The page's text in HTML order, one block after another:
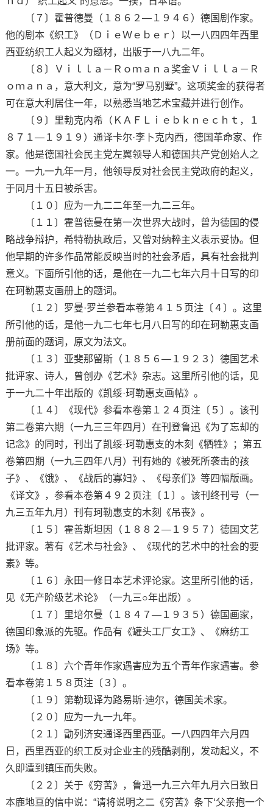
〔７〕霍普德曼（１８６２—１９４６）德国剧作家。
他的剧本《织工》（ＤｉｅＷｅｂｅｒ）以一八四四年西里
西亚纺织工人起义为题材，出版于一八九二年。
〔８〕Ｖｉｌｌａ－Ｒｏｍａｎａ奖金Ｖｉｌｌａ－Ｒ
ｏｍａｎａ，意大利文，意为“罗马别墅”。这项奖金的获得者
可在意大利居住一年，以熟悉当地艺术宝藏并进行创作。
〔９〕里勃克内希（ＫＡＦＬｉｅｂｋｎｅｃｈｔ，１
８７１—１９１９）通译卡尔·李卜克内西，德国革命家、作
家。他是德国社会民主党左翼领导人和德国共产党创始人之
一。一九一九年一月，他领导反对社会民主党政府的起义，
于同月十五日被杀害。
〔１０〕应为一九二二年至一九二三年。
〔１１〕霍普德曼在第一次世界大战时，曾为德国的侵
略战争辩护，希特勒执政后，又曾对纳粹主义表示妥协。但
他早期的许多作品常能反映当时的社会矛盾，具有社会批判
意义。下面所引他的话，是他在一九二七年六月十日写的印
在珂勒惠支画册上的题词。
〔１２〕罗曼·罗兰参看本卷第４１５页注〔４〕。这里
所引他的话，是他一九二七年七月八日写的印在珂勒惠支画
册前面的题词，原文为法文。
〔１３〕亚斐那留斯（１８５６—１９２３）德国艺术
批评家、诗人，曾创办《艺术》杂志。这里所引他的话，见
于一九二十年出版的《凯绥·珂勒惠支画帖》。
〔１４〕《现代》参看本卷第１２４页注〔５〕。该刊
第二卷第六期（一九三三年四月）在刊登鲁迅《为了忘却的
记念》的同时，刊出了凯绥·珂勒惠支的木刻《牺牲》；第五
卷第四期（一九三四年八月）刊有她的《被死所袭击的孩
子》、《饿》、《战后的寡妇》、《母亲们》等四幅版画。
《译文》，参看本卷第４９２页注〔１〕。该刊终刊号（一
九三五年九月）刊有珂勒惠支的木刻《吊丧》。
〔１５〕霍善斯坦因（１８８２—１９５７）德国文艺
批评家。著有《艺术与社会》、《现代的艺术中的社会的要
素》等。
〔１６〕永田一修日本艺术评论家。这里所引他的话，
见《无产阶级艺术论》（一九三○年出版）。
〔１７〕里培尔曼（１８４７—１９３５）德国画家，
德国印象派的先驱。作品有《罐头工厂女工》、《麻纺工
场》等。
〔１８〕六个青年作家遇害应为五个青年作家遇害。参
看本卷第１５８页注〔３〕。
〔１９〕第勒现译为路易斯·迪尔，德国美术家。
〔２０〕应为一九一九年。
〔２１〕勖列济安通译西里西亚。一八四四年六月四
日，西里西亚的织工反对企业主的残酷剥削，发动起义，不
久即遭到镇压而失败。
〔２２〕关于《穷苦》，鲁迅一九三六年九月六日致日
本鹿地亘的信中说：“请将说明之二《穷苦》条下‘父亲抱一个